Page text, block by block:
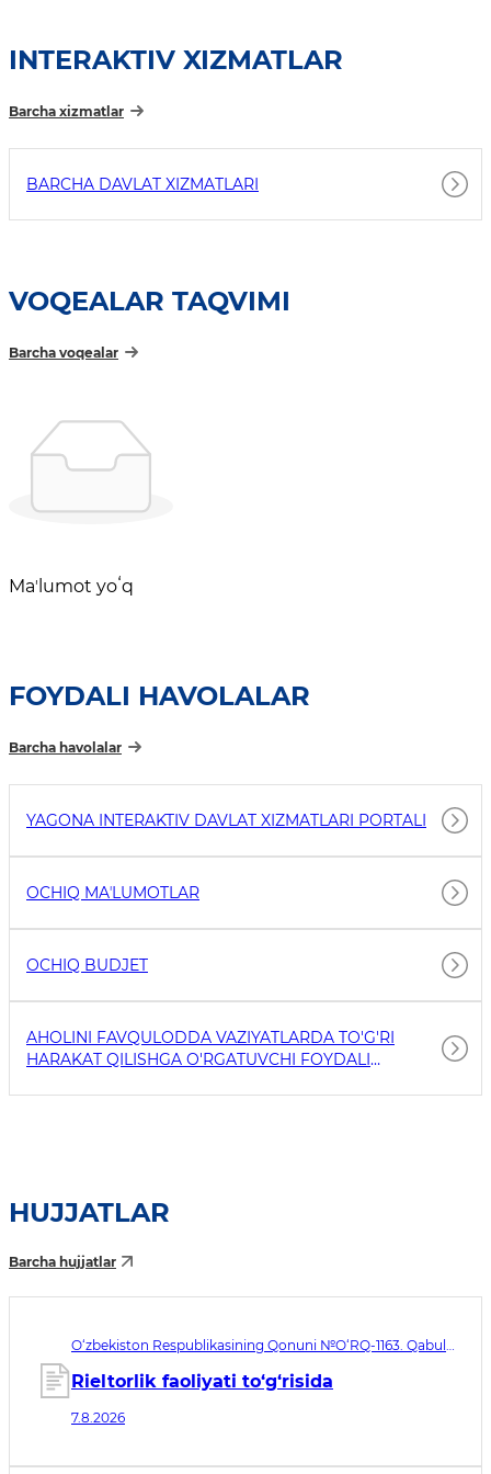
INTERAKTIV XIZMATLAR
Barcha xizmatlar
BARCHA DAVLAT XIZMATLARI
VOQEALAR TAQVIMI
Barcha voqealar
Maʼlumot yoʻq
FOYDALI HAVOLALAR
Barcha havolalar
YAGONA INTERAKTIV DAVLAT XIZMATLARI PORTALI
OCHIQ MAʼLUMOTLAR
OCHIQ BUDJET
AHOLINI FAVQULODDA VAZIYATLARDA TO'G'RI
HARAKAT QILISHGA O'RGATUVCHI FOYDALI
HUJJATLAR
Barcha hujjatlar
O‘zbekiston Respublikasining Qonuni №O‘RQ-1163. Qabul
Rieltorlik faoliyati to‘g‘risida
7.8.2026